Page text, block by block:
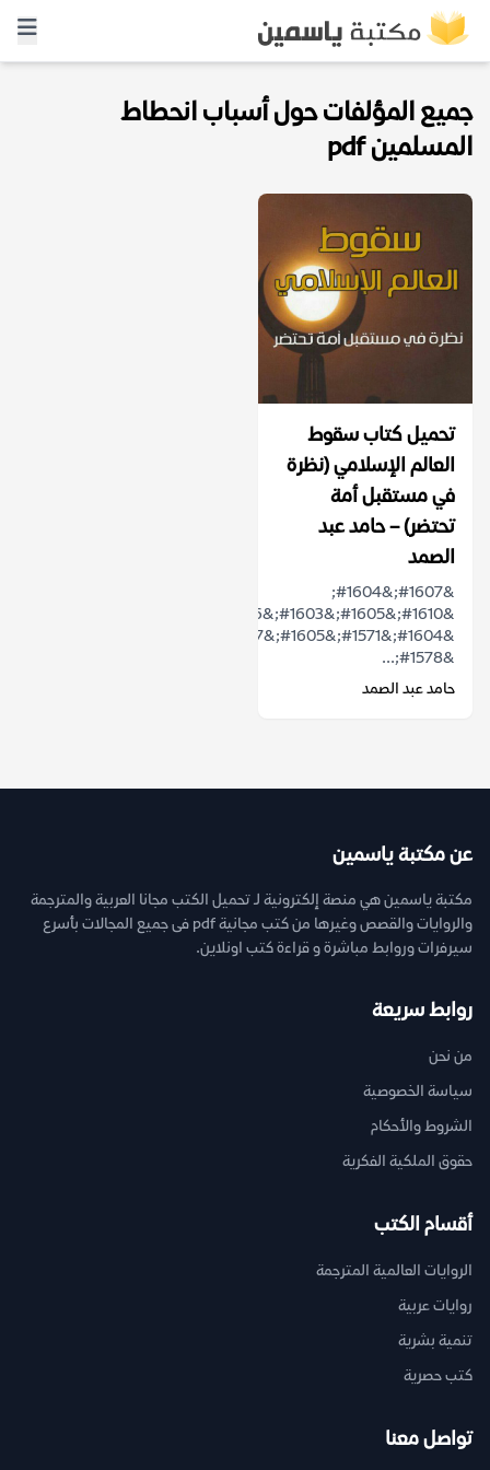
جميع المؤلفات حول أسباب انحطاط
المسلمين pdf
تحميل كتاب ‫سقوط
العالم الإسلامي (نظرة
في مستقبل أمة
تحتضر) – حامد عبد
الصمد
&#1607;&#1604;
&#1578;...
حامد عبد الصمد
عن مكتبة ياسمين
مكتبة ياسمين هي منصة إلكترونية لـ تحميل الكتب مجانا العربية والمترجمة
والروايات والقصص وغيرها من كتب مجانية pdf فى جميع المجالات بأسرع
سيرفرات وروابط مباشرة و قراءة كتب اونلاين.
روابط سريعة
من نحن
سياسة الخصوصية
الشروط والأحكام
حقوق الملكية الفكرية
أقسام الكتب
الروايات العالمية المترجمة
روايات عربية
تنمية بشرية
كتب حصرية
تواصل معنا